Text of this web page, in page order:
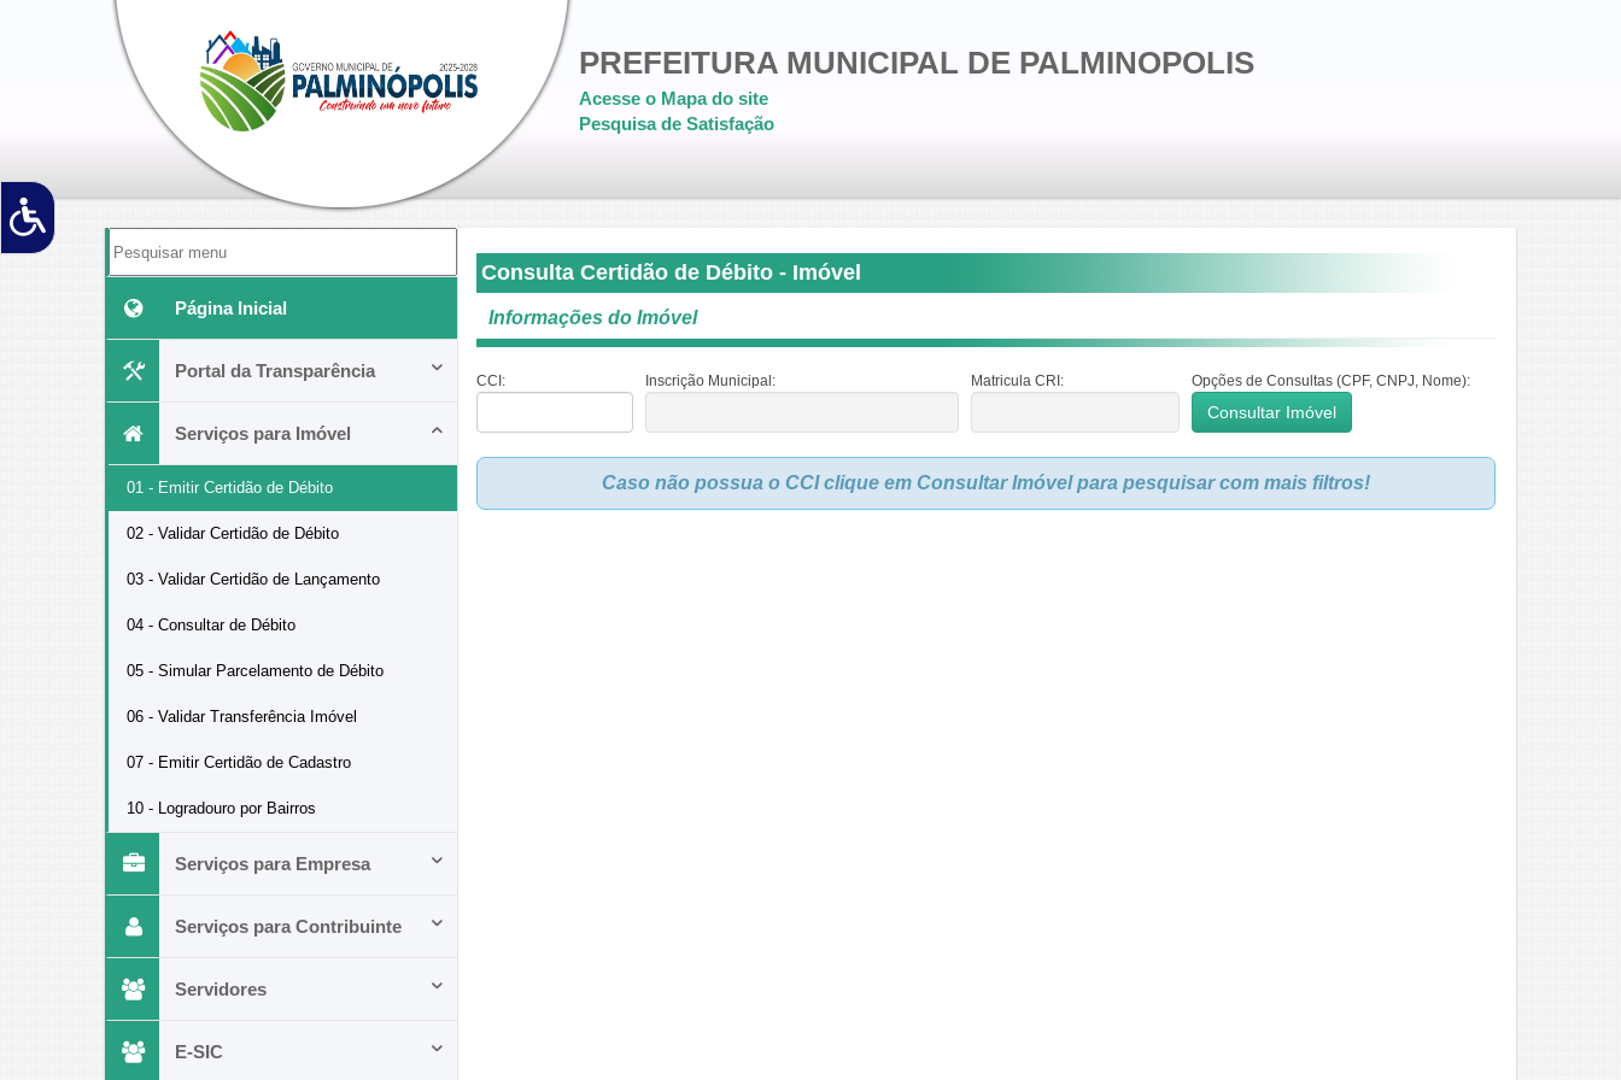
PREFEITURA MUNICIPAL DE PALMINOPOLIS
Acesse o Mapa do site
Pesquisa de Satisfação
Página Inicial
Portal da Transparência
Serviços para Imóvel
01 - Emitir Certidão de Débito
02 - Validar Certidão de Débito
03 - Validar Certidão de Lançamento
04 - Consultar de Débito
05 - Simular Parcelamento de Débito
06 - Validar Transferência Imóvel
07 - Emitir Certidão de Cadastro
10 - Logradouro por Bairros
Serviços para Empresa
Serviços para Contribuinte
Servidores
E-SIC
Consulta Certidão de Débito - Imóvel
Informações do Imóvel
CCI: Inscrição Municipal: Matricula CRI: Opções de Consultas (CPF, CNPJ, Nome):
Caso não possua o CCI clique em Consultar Imóvel para pesquisar com mais filtros!